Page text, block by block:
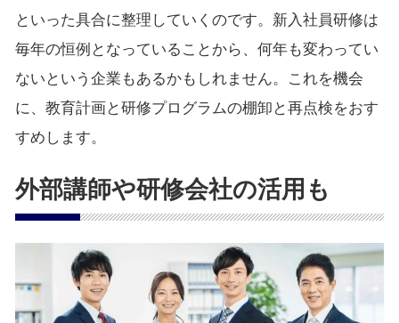
といった具合に整理していくのです。新入社員研修は
毎年の恒例となっていることから、何年も変わってい
ないという企業もあるかもしれません。これを機会
に、教育計画と研修プログラムの棚卸と再点検をおす
すめします。
外部講師や研修会社の活用も